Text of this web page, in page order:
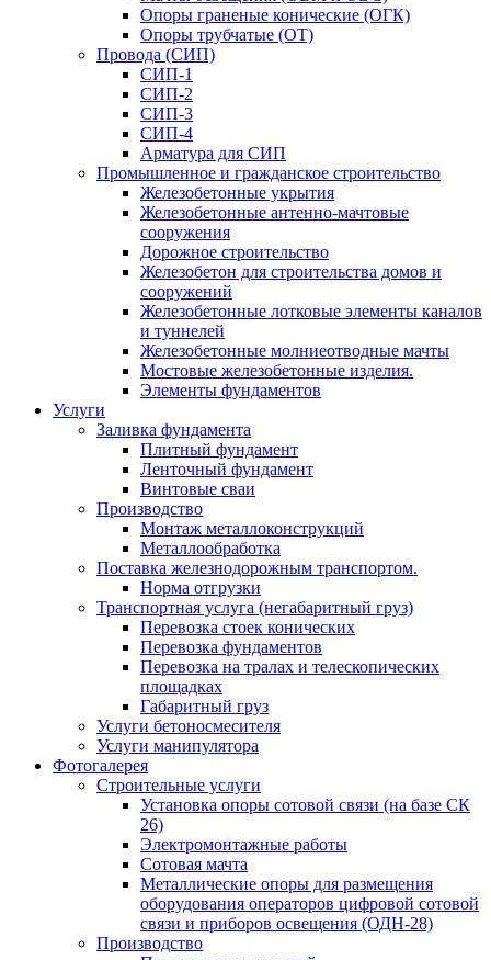
Опоры граненые конические (ОГК)
Опоры трубчатые (ОТ)
Провода (СИП)
СИП-1
СИП-2
СИП-3
СИП-4
Арматура для СИП
Промышленное и гражданское строительство
Железобетонные укрытия
Железобетонные антенно-мачтовые
сооружения
Дорожное строительство
Железобетон для строительства домов и
сооружений
Железобетонные лотковые элементы каналов
и туннелей
Железобетонные молниеотводные мачты
Мостовые железобетонные изделия.
Элементы фундаментов
Услуги
Заливка фундамента
Плитный фундамент
Ленточный фундамент
Винтовые сваи
Производство
Монтаж металлоконструкций
Металлообработка
Поставка железнодорожным транспортом.
Норма отгрузки
Транспортная услуга (негабаритный груз)
Перевозка стоек конических
Перевозка фундаментов
Перевозка на тралах и телескопических
площадках
Габаритный груз
Услуги бетоносмесителя
Услуги манипулятора
Фотогалерея
Строительные услуги
Установка опоры сотовой связи (на базе СК
26)
Электромонтажные работы
Сотовая мачта
Металлические опоры для размещения
оборудования операторов цифровой сотовой
связи и приборов освещения (ОДН-28)
Производство